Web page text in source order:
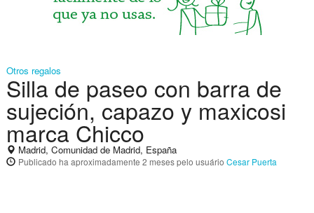
Otros regalos
Silla de paseo con barra de
sujeción, capazo y maxicosi
marca Chicco
Madrid, Comunidad de Madrid, España
Publicado ha aproximadamente 2 mesespelo usuário Cesar Puerta